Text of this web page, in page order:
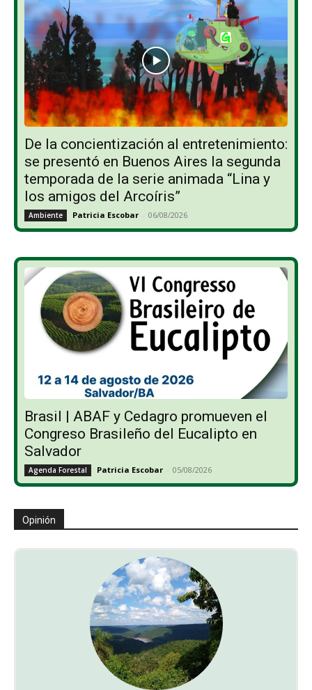
De la concientización al entretenimiento:
se presentó en Buenos Aires la segunda
temporada de la serie animada “Lina y
los amigos del Arcoíris”
Ambiente Patricia Escobar - 06/08/2026
Brasil | ABAF y Cedagro promueven el
Congreso Brasileño del Eucalipto en
Salvador
Agenda Forestal Patricia Escobar - 05/08/2026
Opinión